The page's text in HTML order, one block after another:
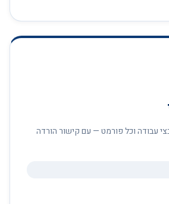
עבודה וכל פורמט — עם קישור הורדה